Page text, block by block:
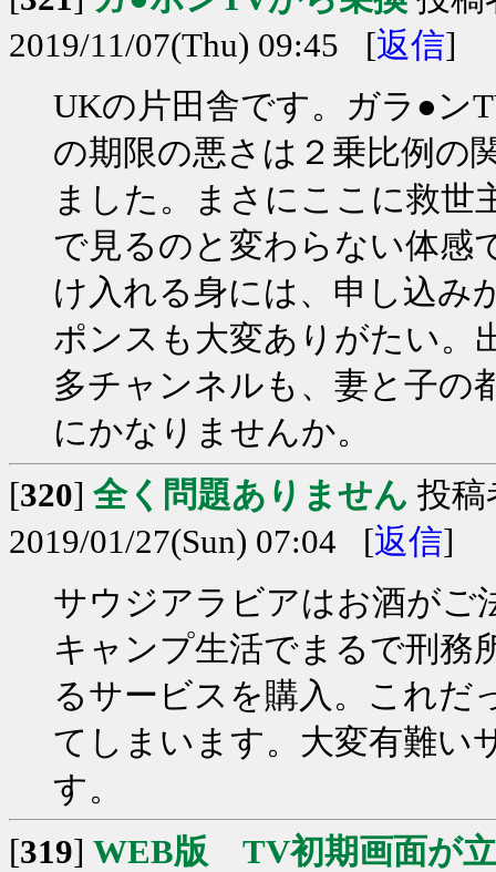
2019/11/07(Thu) 09:45 [返信]
UKの片田舎です。ガラ●ン
の期限の悪さは２乗比例の
ました。まさにここに救世
で見るのと変わらない体感
け入れる身には、申し込み
ポンスも大変ありがたい。
多チャンネルも、妻と子の
にかなりませんか。
[320] 全く問題ありません 投稿
2019/01/27(Sun) 07:04 [返信]
サウジアラビアはお酒がご
キャンプ生活でまるで刑務
るサービスを購入。これだ
てしまいます。大変有難い
す。
[319] WEB版 TV初期画面が